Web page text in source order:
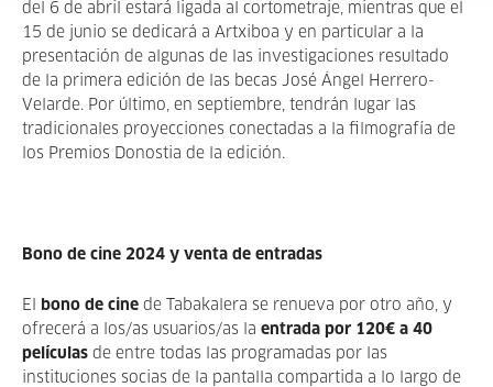
del 6 de abril estará ligada al cortometraje, mientras que el
15 de junio se dedicará a Artxiboa y en particular a la
presentación de algunas de las investigaciones resultado
de la primera edición de las becas José Ángel Herrero-
Velarde. Por último, en septiembre, tendrán lugar las
tradicionales proyecciones conectadas a la filmografía de
los Premios Donostia de la edición.
Bono de cine 2024 y venta de entradas
El bono de cine de Tabakalera se renueva por otro año, y
ofrecerá a los/as usuarios/as la entrada por 120€ a 40
películas de entre todas las programadas por las
instituciones socias de la pantalla compartida a lo largo de